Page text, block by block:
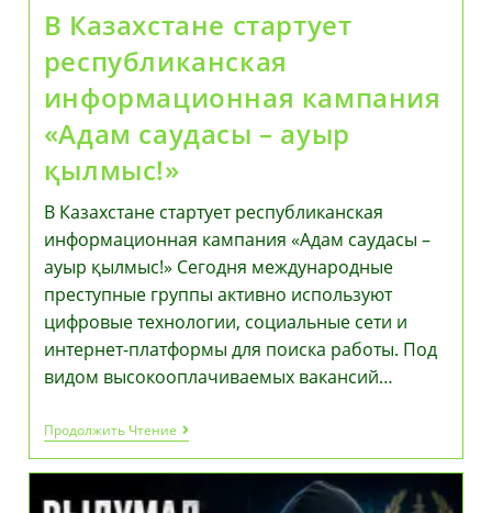
Разработчиками
И
Представили
Свои
Продукты
Мировому
Эксперту
Кай-
Фу
Ли
В Казахстане стартует
республиканская
информационная кампания
«Адам саудасы – ауыр
қылмыс!»
В Казахстане стартует республиканская
информационная кампания «Адам саудасы –
ауыр қылмыс!» Сегодня международные
преступные группы активно используют
цифровые технологии, социальные сети и
интернет-платформы для поиска работы. Под
видом высокооплачиваемых вакансий…
Продолжить ЧтениеВ
Казахстане
Стартует
Республиканская
Информационная